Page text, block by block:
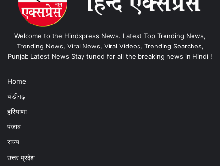
Welcome to the Hindxpress News. Latest Top Trending News,
Trending News, Viral News, Viral Videos, Trending Searches,
Punjab Latest News Stay tuned for all the breaking news in Hindi !
Home
चंडीगढ़
हरियाणा
पंजाब
राज्य
उत्तर प्रदेश